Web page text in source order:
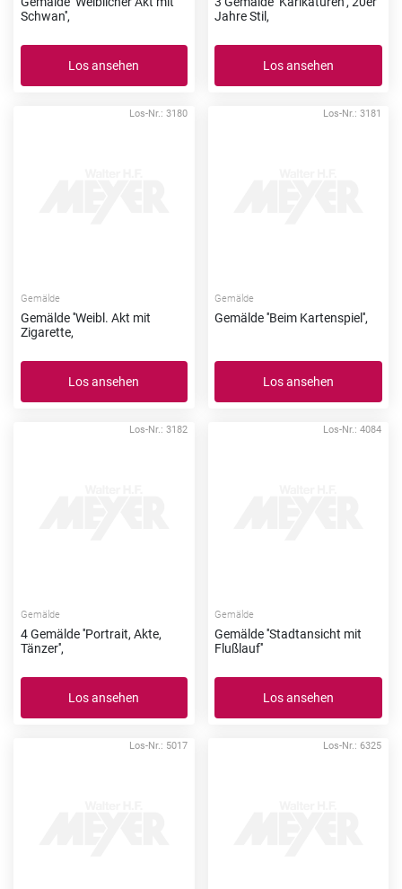
Schwan'',
Los ansehen
Jahre Stil,
Los ansehen
Los-Nr.: 3180
Gemälde
Gemälde ''Weibl. Akt mit
Zigarette,
Los ansehen
Los-Nr.: 3181
Gemälde
Gemälde ''Beim Kartenspiel'',
Los ansehen
Los-Nr.: 3182
Gemälde
4 Gemälde ''Portrait, Akte,
Tänzer'',
Los ansehen
Los-Nr.: 4084
Gemälde
Gemälde ''Stadtansicht mit
Flußlauf''
Los ansehen
Los-Nr.: 5017 Los-Nr.: 6325